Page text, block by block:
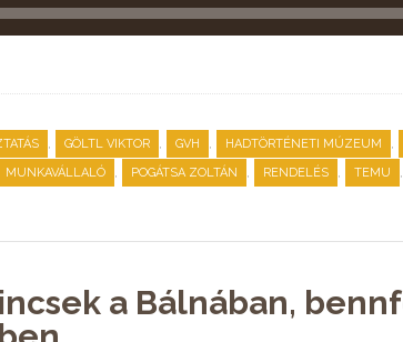
, GÖLTL VIKTOR , GVH , HADTÖRTÉNETI MÚZEUM ,
MUNKAVÁLLALÓ , POGÁTSA ZOLTÁN , RENDELÉS , TEMU ,
a Bálnában,